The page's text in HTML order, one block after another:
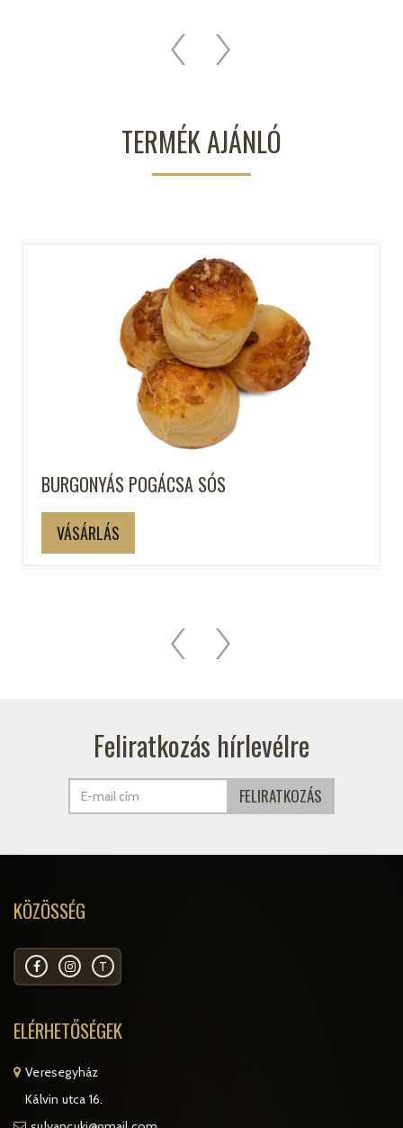
TERMÉK AJÁNLÓ
BURGONYÁS POGÁCSA SÓS
VÁSÁRLÁS
Feliratkozás hírlevélre
KÖZÖSSÉG
T
ELÉRHETŐSÉGEK
Veresegyház
Kálvin utca 16.